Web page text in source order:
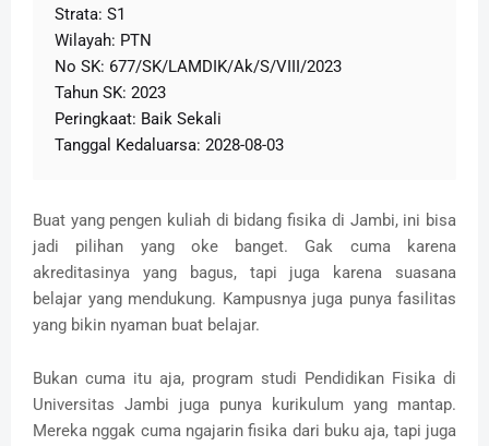
Strata: S1
Wilayah: PTN
No SK: 677/SK/LAMDIK/Ak/S/VIII/2023
Tahun SK: 2023
Peringkaat: Baik Sekali
Tanggal Kedaluarsa: 2028-08-03
Buat yang pengen kuliah di bidang fisika di Jambi, ini bisa
jadi pilihan yang oke banget. Gak cuma karena
akreditasinya yang bagus, tapi juga karena suasana
belajar yang mendukung. Kampusnya juga punya fasilitas
yang bikin nyaman buat belajar.
Bukan cuma itu aja, program studi Pendidikan Fisika di
Universitas Jambi juga punya kurikulum yang mantap.
Mereka nggak cuma ngajarin fisika dari buku aja, tapi juga